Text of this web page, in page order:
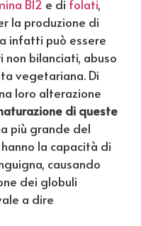
B12 e di folati,
la produzione di
infatti può essere
bilanciati, abuso
vegetariana. Di
loro alterazione
di queste
più grande del
la capacità di
causando
dei globuli
a dire